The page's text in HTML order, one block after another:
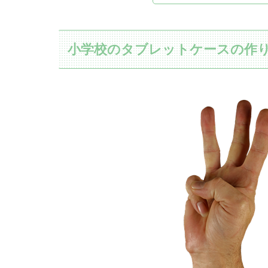
小学校のタブレットケースの作